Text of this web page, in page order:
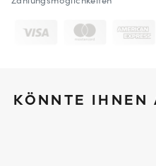
KÖNNTE IHNEN